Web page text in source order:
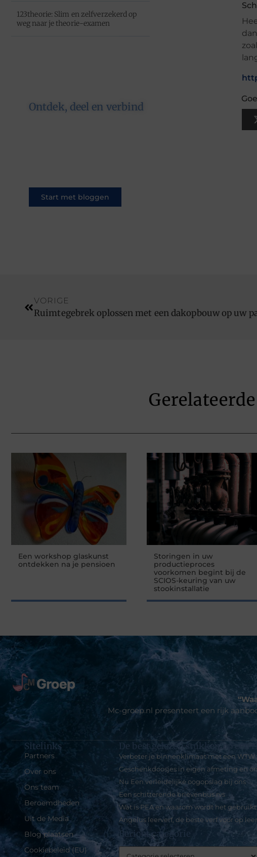
123theorie: Slim en zelfverzekerd op
weg naar je theorie-examen
Ontdek, deel en verbind
Start met bloggen
VORIGE
Een workshop glaskunst
ontdekken na je pensioen
Storingen in uw
productieproces
voorkomen begint bij de
SCIOS-keuring van uw
stookinstallatie
Mc-groep.nl presenteert een rijk
Sitelinks
Partners
Over ons
Ons team
Beroemdheden
Uit de Media
Blog plaatsen
Cookiebeleid (EU)
De best gelezen stukken op een rij
Verbeter je binnenklimaat met een
Geschenkdoosjes in eigen afmeting en
Nu Een verleidelijke oogopslag bij ons
Een schitterende brievenbus rvs
Wat is PEA en waarom wordt het gebruikt
Angelus leerverf, de beste verf voor op leer
Bericht categorie